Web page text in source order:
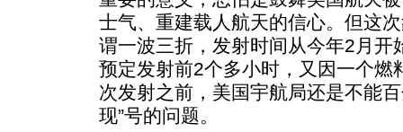
士气、重建载人航天的信心。但这
谓一波三折，发射时间从今年2月开
预定发射前2个多小时，又因一个燃
次发射之前，美国宇航局还是不能
现”号的问题。